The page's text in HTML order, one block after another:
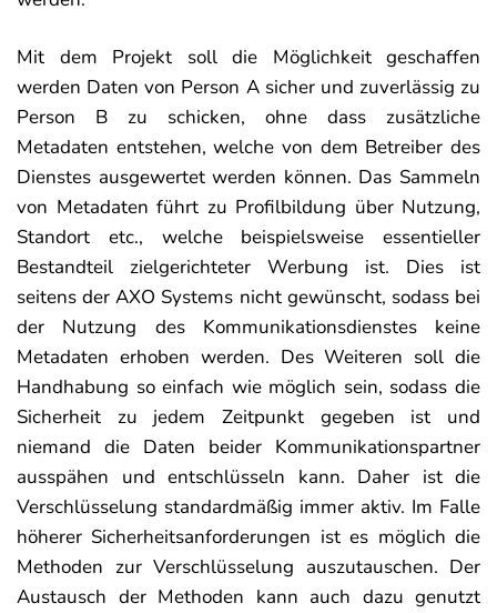
Mit dem Projekt soll die Möglichkeit geschaffen
werden Daten von Person A sicher und zuverlässig zu
Person B zu schicken, ohne dass zusätzliche
Metadaten entstehen, welche von dem Betreiber des
Dienstes ausgewertet werden können. Das Sammeln
von Metadaten führt zu Profilbildung über Nutzung,
Standort etc., welche beispielsweise essentieller
Bestandteil zielgerichteter Werbung ist. Dies ist
seitens der AXO Systems nicht gewünscht, sodass bei
der Nutzung des Kommunikationsdienstes keine
Metadaten erhoben werden. Des Weiteren soll die
Handhabung so einfach wie möglich sein, sodass die
Sicherheit zu jedem Zeitpunkt gegeben ist und
niemand die Daten beider Kommunikationspartner
ausspähen und entschlüsseln kann. Daher ist die
Verschlüsselung standardmäßig immer aktiv. Im Falle
höherer Sicherheitsanforderungen ist es möglich die
Methoden zur Verschlüsselung auszutauschen. Der
Austausch der Methoden kann auch dazu genutzt